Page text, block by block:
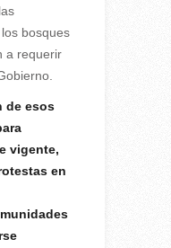
bosques
a requerir
de esos
vigente,
en